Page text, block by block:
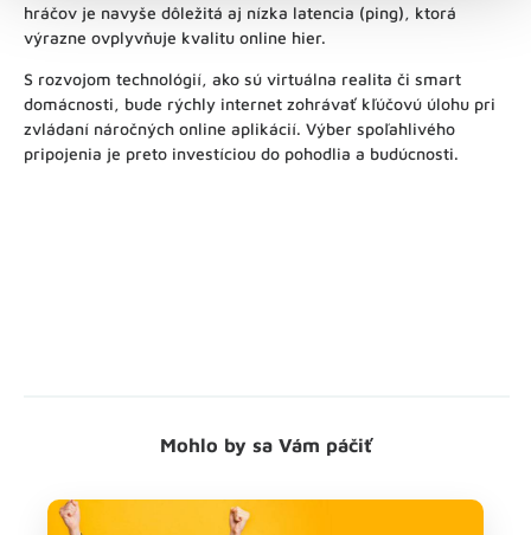
hráčov je navyše dôležitá aj nízka latencia (ping), ktorá
výrazne ovplyvňuje kvalitu online hier.
S rozvojom technológií, ako sú virtuálna realita či smart
domácnosti, bude rýchly internet zohrávať kľúčovú úlohu pri
zvládaní náročných online aplikácií. Výber spoľahlivého
pripojenia je preto investíciou do pohodlia a budúcnosti.
Mohlo by sa Vám páčiť